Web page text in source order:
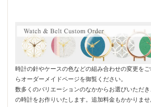
時計の針やケースの色などの組み合わせの変更を
らオーダーメイドページを御覧ください。
数多くのバリエーションのなかからお選びいただ
の時計をお作りいたします。追加料金もかかりませ